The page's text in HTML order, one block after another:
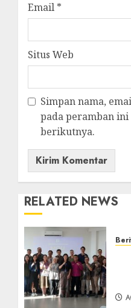
Email *
Situs Web
Simpan nama,
pada peramban
berikutnya.
RELATED NEWS